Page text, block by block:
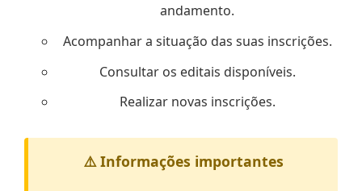
andamento.
Acompanhar a situação das suas inscrições.
Consultar os editais disponíveis.
Realizar novas inscrições.
⚠️ Informações importantes